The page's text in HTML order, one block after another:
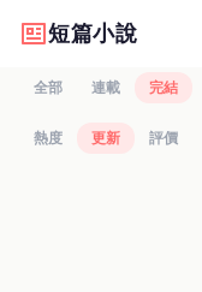
短篇小說
全部 連載 完結
熱度 更新 評價